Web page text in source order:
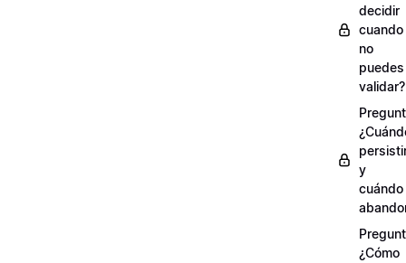
decidir
cuando
no
puedes
validar?
y
cuándo
¿Cómo